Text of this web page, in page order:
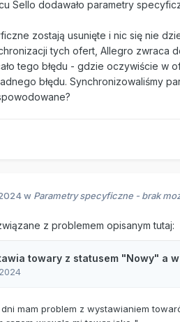
Sello dodawało parametry
zostają usunięte i nic się nie
tych ofert, Allegro zwraca
tego błędu - gdzie oczywiście w
błędu. Synchronizowaliśmy
w Parametry specyficzne - brak
z problemem opisanym tutaj: